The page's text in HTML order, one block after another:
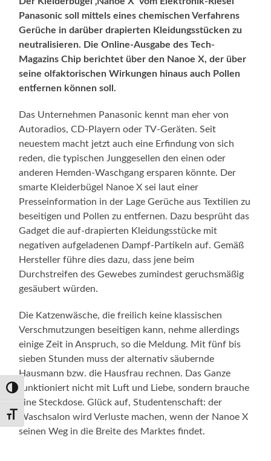
Umschalten auf hohe Kontraste
Schrift vergrößern
Panasonic soll mittels eines chemischen Verfahrens
Gerüche in darüber drapierten Kleidungsstücken zu
neutralisieren. Die Online-Ausgabe des Tech-
Magazins Chip berichtet über den Nanoe X, der über
seine olfaktorischen Wirkungen hinaus auch Pollen
entfernen können soll.
Das Unternehmen Panasonic kennt man eher von
Autoradios, CD-Playern oder TV-Geräten. Seit
neuestem macht jetzt auch eine Erfindung von sich
reden, die typischen Junggesellen den einen oder
anderen Hemden-Waschgang ersparen könnte. Der
smarte Kleiderbügel Nanoe X sei laut einer
Presseinformation in der Lage Gerüche aus Textilien zu
beseitigen und Pollen zu entfernen. Dazu besprüht das
Gadget die auf-drapierten Kleidungsstücke mit
negativen aufgeladenen Dampf-Partikeln auf. Gemäß
Hersteller führe dies dazu, dass jene beim
Durchstreifen des Gewebes zumindest geruchsmäßig
gesäubert würden.
Die Katzenwäsche, die freilich keine klassischen
Verschmutzungen beseitigen kann, nehme allerdings
einige Zeit in Anspruch, so die Meldung. Mit fünf bis
sieben Stunden muss der alternativ säubernde
Hausmann bzw. die Hausfrau rechnen. Das Ganze
funktioniert nicht mit Luft und Liebe, sondern brauche
eine Steckdose. Glück auf, Studentenschaft: der
Waschsalon wird Verluste machen, wenn der Nanoe X
seinen Weg in die Breite des Marktes findet.